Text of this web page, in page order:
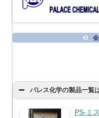
パレス化学の製品一覧
PS-ミ